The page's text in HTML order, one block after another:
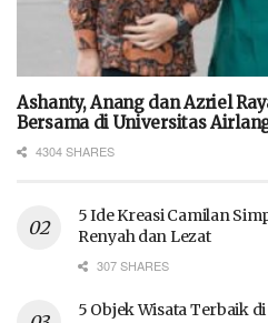
Ashanty, Anang dan Azriel
Bersama di Universitas
4304 SHARES
5 Ide Kreasi Camilan
Renyah dan Lezat
307 SHARES
5 Objek Wisata Terbaik